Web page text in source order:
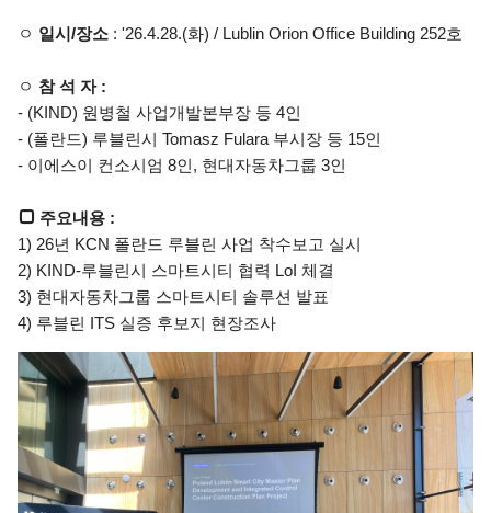
ㅇ 일시/장소 : '26.4.28.(화) / Lublin Orion Office Building 252호
ㅇ 참 석 자 :
- (KIND) 원병철 사업개발본부장 등 4인
- (폴란드) 루블린시 Tomasz Fulara 부시장 등 15인
- 이에스이 컨소시엄 8인, 현대자동차그룹 3인
□ 주요내용 :
1) 26년 KCN 폴란드 루블린 사업 착수보고 실시
2) KIND-루블린시 스마트시티 협력 LoI 체결
3) 현대자동차그룹 스마트시티 솔루션 발표
4) 루블린 ITS 실증 후보지 현장조사